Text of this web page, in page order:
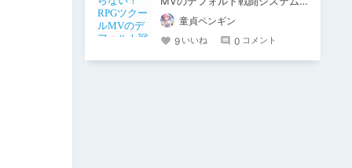
かんたん解説
童貞ペンギン
9 いいね 0 コメント